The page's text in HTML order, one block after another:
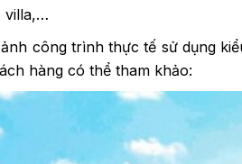
villa,…
công trình thực tế sử dụng
hàng có thể tham khảo: